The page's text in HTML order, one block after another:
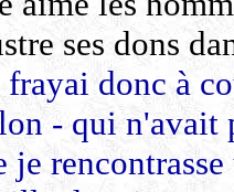
ses dons
frayai donc à
- qui n'avait
je